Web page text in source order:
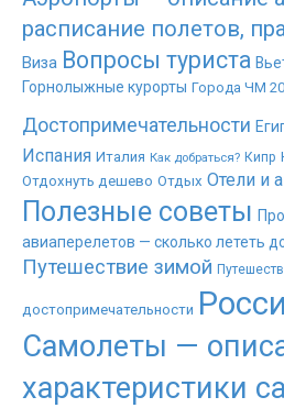
расписание полетов,
Виза Вопросы туриста
Горнолыжные курорты Города ЧМ
Достопримечательности
Испания Италия Как добраться? Кипр
Отдохнуть дешево Отдых Отели и
Полезные советы
авиаперелетов — сколько лететь
Путешествие зимой
достопримечательности
Самолеты —
характеристики